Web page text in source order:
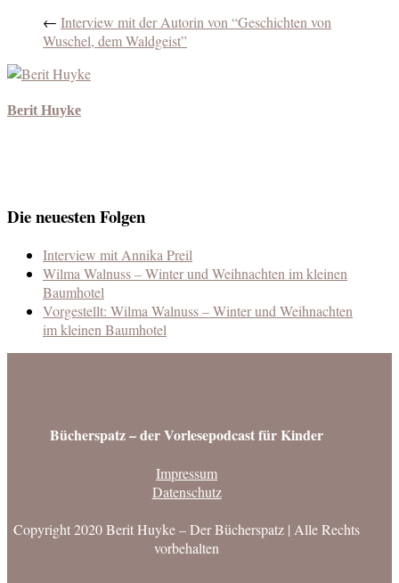
← Interview mit der Autorin von “Geschichten von
Wuschel, dem Waldgeist”
Berit Huyke
Die neuesten Folgen
Interview mit Annika Preil
Wilma Walnuss – Winter und Weihnachten im kleinen
Baumhotel
Vorgestellt: Wilma Walnuss – Winter und Weihnachten
im kleinen Baumhotel
Bücherspatz – der Vorlesepodcast für Kinder
Impressum
Datenschutz
Copyright 2020 Berit Huyke – Der Bücherspatz | Alle Rechts
vorbehalten